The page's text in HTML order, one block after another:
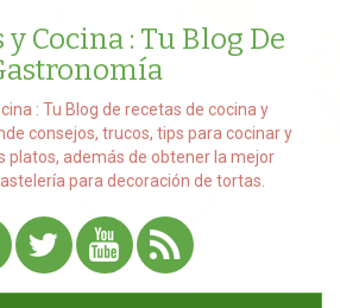
y Cocina : Tu Blog De
: Tu Blog de recetas de cocina y
consejos, trucos, tips para cocinar y
platos, además de obtener la mejor
para decoración de tortas.